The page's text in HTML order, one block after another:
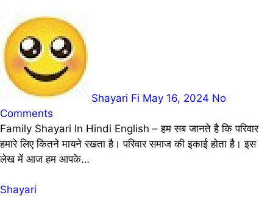
Shayari Fi May 16, 2024 No
Comments
Family Shayari In Hindi English – हम सब जानते है कि परिवार
हमारे लिए कितने मायने रखता है। परिवार समाज की इकाई होता है। इस
लेख में आज हम आपके…
Shayari